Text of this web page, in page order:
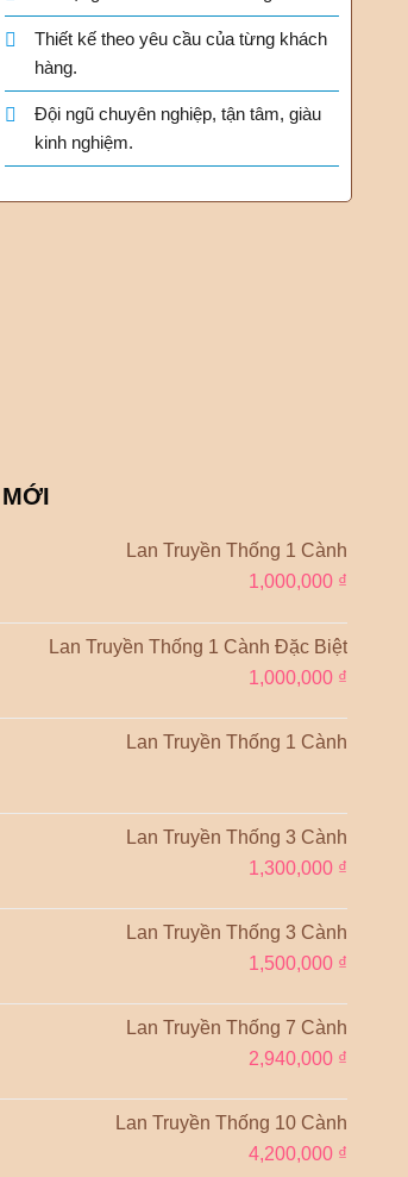
Thiết kế theo yêu cầu của từng khách
hàng.
Đội ngũ chuyên nghiệp, tận tâm, giàu
kinh nghiệm.
Lan Truyền Thống 1 Cành
1,000,000 ₫
Lan Truyền Thống 1 Cành Đặc Biệt
1,000,000 ₫
Lan Truyền Thống 1 Cành
Lan Truyền Thống 3 Cành
1,300,000 ₫
Lan Truyền Thống 3 Cành
1,500,000 ₫
Lan Truyền Thống 7 Cành
2,940,000 ₫
Lan Truyền Thống 10 Cành
4,200,000 ₫